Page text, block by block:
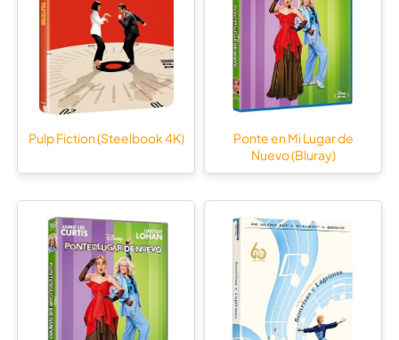
Pulp Fiction (Steelbook 4K)
Ponte en Mi Lugar de
Nuevo (Bluray)